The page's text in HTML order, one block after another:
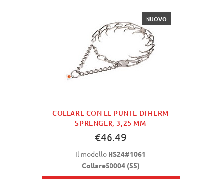
COLLARE CON LE PUNTE DI HERM
SPRENGER, 3,25 MM
NUOVO
€46.49
Il modello HS24#1061
Collare50004 (55)